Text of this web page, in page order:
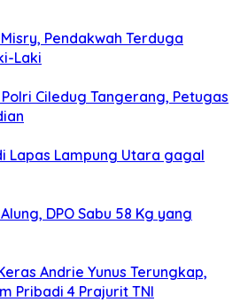
Pendakwah Terduga
Laki
Ciledug Tangerang, Petugas
Lapas Lampung Utara gagal
DPO Sabu 58 Kg yang
Andrie Yunus Terungkap,
Pribadi 4 Prajurit TNI